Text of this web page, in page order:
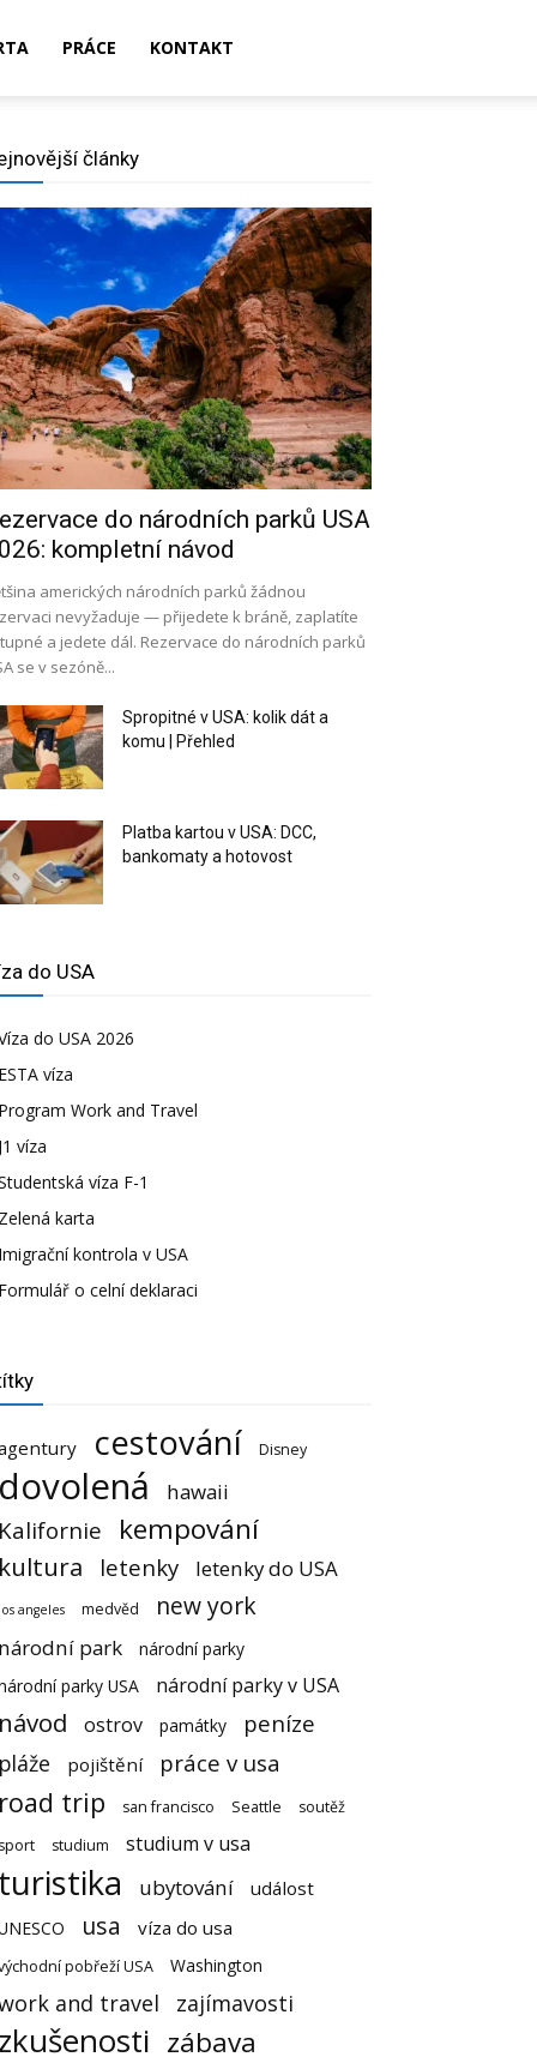
PRÁCE KONTAKT
články
do národních parků USA
kompletní návod
amerických národních parků žádnou
nevyžaduje — přijedete k bráně, zaplatíte
a jedete dál. Rezervace do národních parků
se v sezóně...
Spropitné v USA: kolik dát a
komu | Přehled
Platba kartou v USA: DCC,
bankomaty a hotovost
do USA
do USA 2026
víza
Work and Travel
víza
víza F-1
karta
kontrola v USA
o celní deklaraci
cestování Disney
hawaii
kempování
letenky letenky do USA
angeles medvěd new york
park
národní parky
parky USA
národní parky v USA
ostrov památky peníze
pojištění práce v usa
trip san francisco Seattle
soutěž
studium studium v usa
ubytování událost
usa víza do usa
pobřeží USA Washington
and travel zajímavosti
zábava